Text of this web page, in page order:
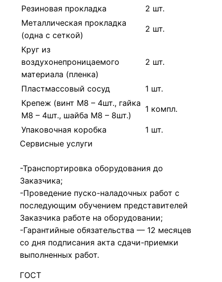
Резиновая прокладка
2 шт.
Металлическая прокладка
(одна с сеткой)
2 шт.
Круг из
воздухонепроницаемого
материала (пленка)
2 шт.
Пластмассовый сосуд
1 шт.
Крепеж (винт М8 – 4шт., гайка
М8 – 4шт., шайба М8 – 8шт.)
1 компл.
Упаковочная коробка
1 шт.
Сервисные услуги
-Транспортировка оборудования до
Заказчика;
-Проведение пуско-наладочных работ с
последующим обучением представителей
Заказчика работе на оборудовании;
-Гарантийные обязательства — 12 месяцев
со дня подписания акта сдачи-приемки
выполненных работ.
ГОСТ